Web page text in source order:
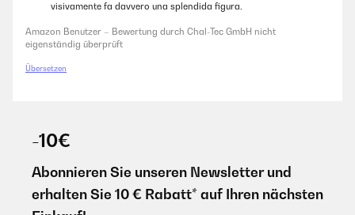
visivamente fa davvero una splendida figura.
Amazon Benutzer – Bewertung durch Chal-Tec GmbH nicht
eigenständig überprüft
Übersetzen
-10€
Abonnieren Sie unseren Newsletter und
erhalten Sie 10 € Rabatt* auf Ihren nächsten